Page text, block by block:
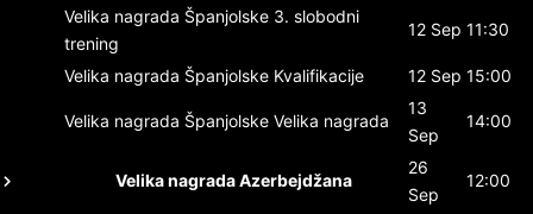
Velika nagrada Španjolske 3. slobodni
trening
12 Sep 11:30
Velika nagrada Španjolske Kvalifikacije 12 Sep 15:00
Velika nagrada Španjolske Velika nagrada
13
Sep
14:00
Velika nagrada Azerbejdžana
26
Sep
12:00